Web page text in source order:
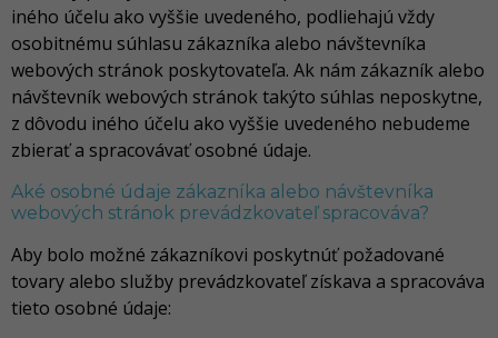
iného účelu ako vyššie uvedeného, podliehajú vždy
osobitnému súhlasu zákazníka alebo návštevníka
webových stránok poskytovateľa. Ak nám zákazník alebo
návštevník webových stránok takýto súhlas neposkytne,
z dôvodu iného účelu ako vyššie uvedeného nebudeme
zbierať a spracovávať osobné údaje.
Aké osobné údaje zákazníka alebo návštevníka
webových stránok prevádzkovateľ spracováva?
Aby bolo možné zákazníkovi poskytnúť požadované
tovary alebo služby prevádzkovateľ získava a spracováva
tieto osobné údaje: